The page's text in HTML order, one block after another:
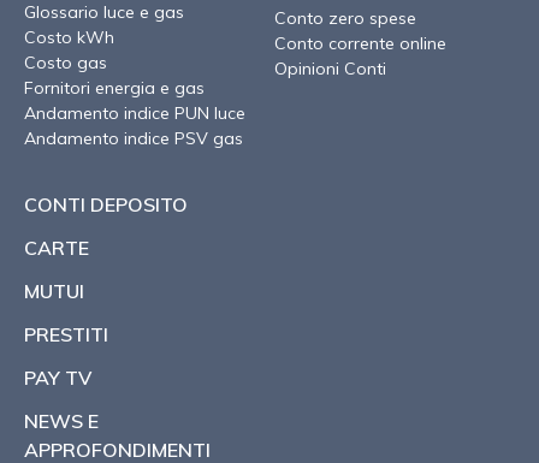
Glossario luce e gas
Costo kWh
Costo gas
Fornitori energia e gas
Andamento indice PUN luce
Andamento indice PSV gas
Conto zero spese
Conto corrente online
Opinioni Conti
CONTI DEPOSITO
CARTE
MUTUI
PRESTITI
PAY TV
NEWS E
APPROFONDIMENTI